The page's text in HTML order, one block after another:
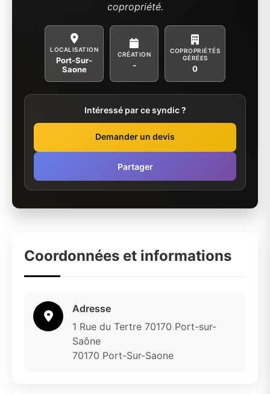
copropriété.
LOCALISATION
Port-Sur-
Saone
CRÉATION
-
COPROPRIÉTÉS
GÉRÉES
0
Intéressé par ce syndic ?
Demander un devis
Partager
Coordonnées et informations
Adresse
1 Rue du Tertre 70170 Port-sur-
Saône
70170 Port-Sur-Saone